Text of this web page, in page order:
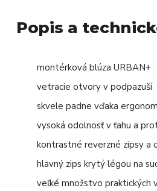
Popis a
montérková blúza URBAN+
vetracie otvory v podpazuší
skvele padne vďaka
vysoká odolnosť v ťahu a
kontrastné reverzné zipsy a
hlavný zips krytý légou na
veľké množstvo praktických